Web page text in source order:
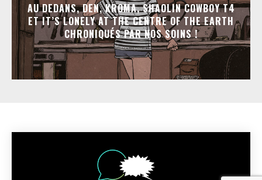
AU DEDANS, DEN, KROMA, SHAOLIN COWBOY T4
ET IT’S LONELY AT THE CENTRE OF THE EARTH
CHRONIQUÉS PAR NOS SOINS !